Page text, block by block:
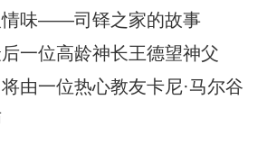
主教的邀请，前去苏州教区主教公署
陪伴当地神父们避
情味——司铎之家的故事
一位高龄神长王德望神父
由一位热心教友卡尼·马尔谷